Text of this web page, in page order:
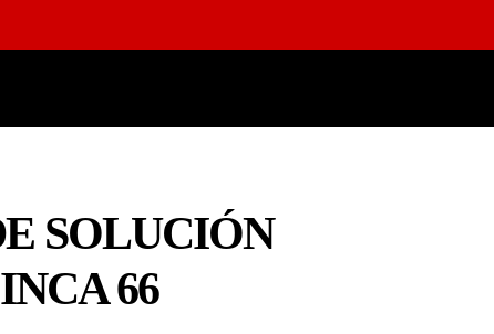
SOLUCIÓN
66